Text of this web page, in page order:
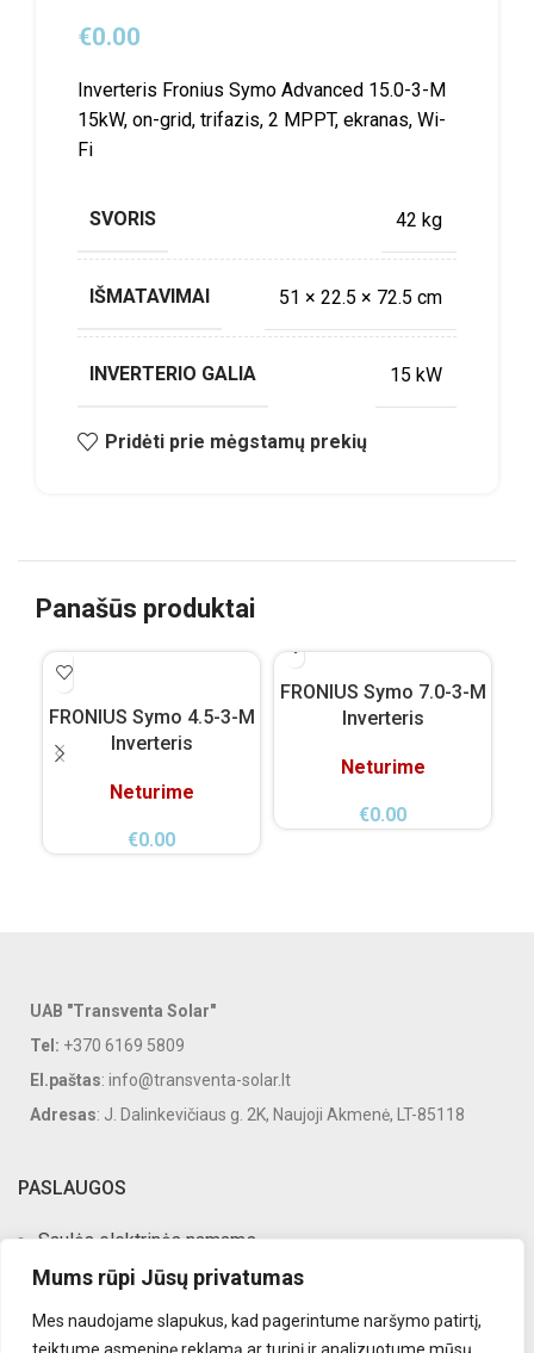
Mums rūpi Jūsų privatumas
Mes naudojame slapukus, kad pagerintume naršymo patirtį,
€0.00
Inverteris Fronius Symo Advanced 15.0-3-M
15kW, on-grid, trifazis, 2 MPPT, ekranas, Wi-
Fi
SVORIS 42 kg
IŠMATAVIMAI 51 × 22.5 × 72.5 cm
INVERTERIO GALIA 15 kW
Pridėti prie mėgstamų prekių
Panašūs produktai
FRONIUS Symo 4.5-3-M
Inverteris
Neturime
€0.00
FRONIUS Symo 7.0-3-M
Inverteris
Neturime
€0.00
UAB "Transventa Solar"
Tel: +370 6169 5809
El.paštas: info@transventa-solar.lt
Adresas: J. Dalinkevičiaus g. 2K, Naujoji Akmenė, LT-85118
PASLAUGOS
Saulės elektrinės namams
Saulės elektrinės verslui
Saulės elektrinių priežiūra